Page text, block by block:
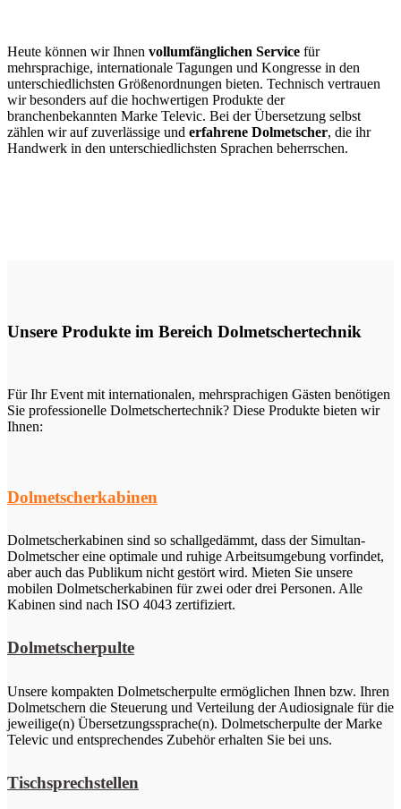
Heute können wir Ihnen vollumfänglichen Service für
mehrsprachige, internationale Tagungen und Kongresse in den
unterschiedlichsten Größenordnungen bieten. Technisch vertrauen
wir besonders auf die hochwertigen Produkte der
branchenbekannten Marke Televic. Bei der Übersetzung selbst
zählen wir auf zuverlässige und erfahrene Dolmetscher, die ihr
Handwerk in den unterschiedlichsten Sprachen beherrschen.
Unsere Produkte im Bereich Dolmetschertechnik
Für Ihr Event mit internationalen, mehrsprachigen Gästen benötigen
Sie professionelle Dolmetschertechnik? Diese Produkte bieten wir
Ihnen:
Dolmetscherkabinen
Dolmetscherkabinen sind so schallgedämmt, dass der Simultan-
Dolmetscher eine optimale und ruhige Arbeitsumgebung vorfindet,
aber auch das Publikum nicht gestört wird. Mieten Sie unsere
mobilen Dolmetscherkabinen für zwei oder drei Personen. Alle
Kabinen sind nach ISO 4043 zertifiziert.
Dolmetscherpulte
Unsere kompakten Dolmetscherpulte ermöglichen Ihnen bzw. Ihren
Dolmetschern die Steuerung und Verteilung der Audiosignale für die
jeweilige(n) Übersetzungssprache(n). Dolmetscherpulte der Marke
Televic und entsprechendes Zubehör erhalten Sie bei uns.
Tischsprechstellen